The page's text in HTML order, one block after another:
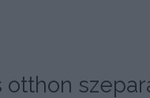
otthon